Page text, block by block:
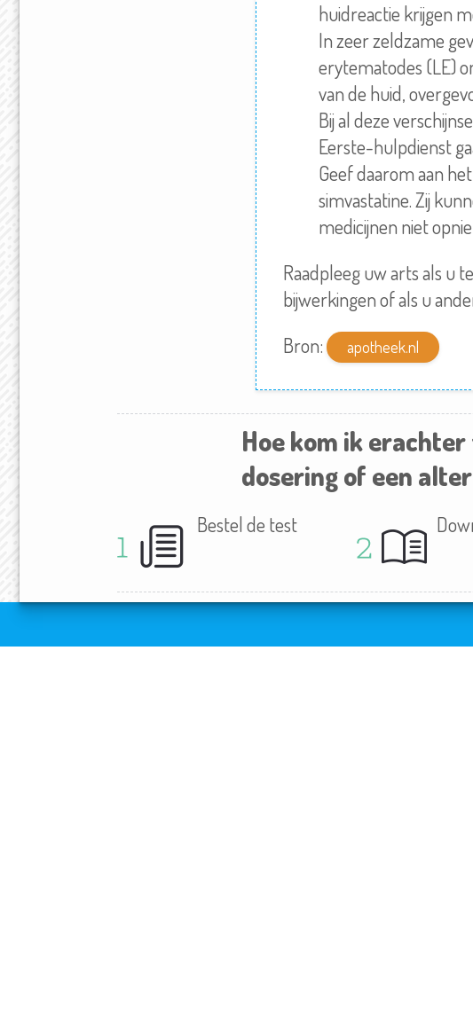
huidreactie krijgen
In zeer zeldzame
erytematodes (LE)
van de huid,
Bij al deze
Eerste-hulpdienst
Geef daarom aan
simvastatine. Zij
medicijnen niet
Raadpleeguw arts als u
bijwerkingen of als u
Bron:
apotheek.nl
Hoe kom ik
dosering of een
Bestel de test